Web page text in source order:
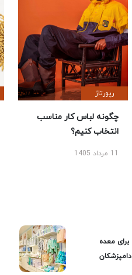
رپورتاژ
چگونه لباس کار مناسب
انتخاب کنیم؟
11 مرداد 1405
معده